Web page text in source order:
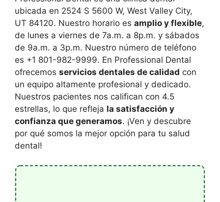
ubicada en 2524 S 5600 W, West Valley City,
UT 84120. Nuestro horario es amplio y flexible,
de lunes a viernes de 7a.m. a 8p.m. y sábados
de 9a.m. a 3p.m. Nuestro número de teléfono
es +1 801-982-9999. En Professional Dental
ofrecemos servicios dentales de calidad con
un equipo altamente profesional y dedicado.
Nuestros pacientes nos califican con 4.5
estrellas, lo que refleja la satisfacción y
confianza que generamos. ¡Ven y descubre
por qué somos la mejor opción para tu salud
dental!